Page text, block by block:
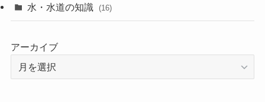
水・水道の知識 (16)
アーカイブ